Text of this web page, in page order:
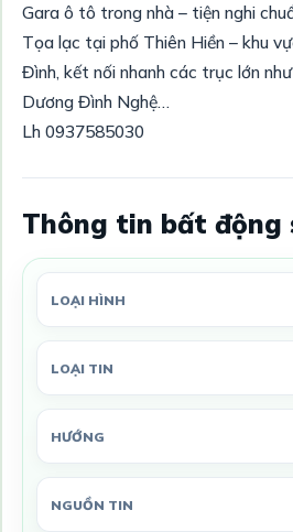
Gara ô tô trong nhà – tiện nghi
Tọa lạc tại phố Thiên Hiền – khu
Đình, kết nối nhanh các trục lớn
Dương Đình Nghệ…
Lh 0937585030
Thông tin bất động
LOẠI HÌNH
LOẠI TIN
HƯỚNG
NGUỒN TIN